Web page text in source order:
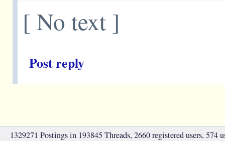
[ No text ]
Post reply
1329271 Postings in 193845 Threads, 2660 registered users, 574